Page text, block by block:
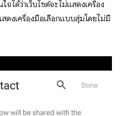
จได้ว่าเว็บไซต์จะไม่แสดงเครื่อง
ดงเครื่องมือเลือกแบบสุ่มโดยไม่มี